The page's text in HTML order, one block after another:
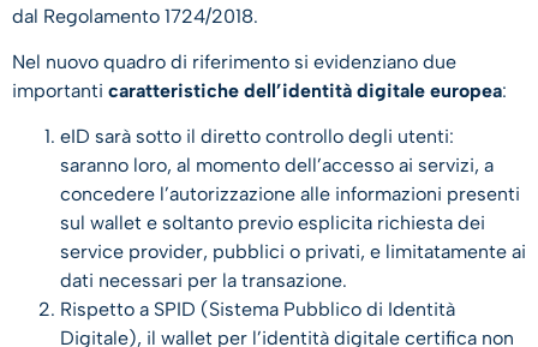
dal Regolamento 1724/2018.
Nel nuovo quadro di riferimento si evidenziano due
importanti caratteristiche dell’identità digitale europea:
eID sarà sotto il diretto controllo degli utenti:
saranno loro, al momento dell’accesso ai servizi, a
concedere l’autorizzazione alle informazioni presenti
sul wallet e soltanto previo esplicita richiesta dei
service provider, pubblici o privati, e limitatamente ai
dati necessari per la transazione.
Rispetto a SPID (Sistema Pubblico di Identità
Digitale), il wallet per l’identità digitale certifica non